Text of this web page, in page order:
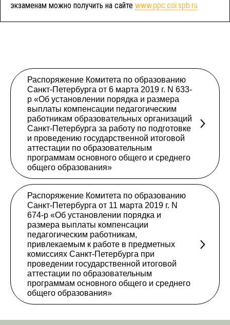
экзаменам можно получить на сайте www.ppc.coi.spb.ru
Распоряжение Комитета по образованию
Санкт-Петербурга от 6 марта 2019 г. N 633-
р «Об установлении порядка и размера
выплаты компенсации педагогическим
работникам образовательных организаций
Санкт-Петербурга за работу по подготовке
и проведению государственной итоговой
аттестации по образовательным
программам основного общего и среднего
общего образования»
Распоряжение Комитета по образованию
Санкт-Петербурга от 11 марта 2019 г. N
674-р «Об установлении порядка и
размера выплаты компенсации
педагогическим работникам,
привлекаемым к работе в предметных
комиссиях Санкт-Петербурга при
проведении государственной итоговой
аттестации по образовательным
программам основного общего и среднего
общего образования»